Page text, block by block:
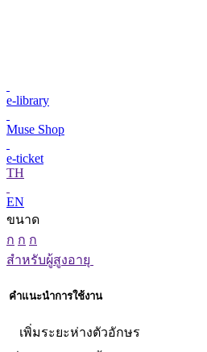
e-library
Muse Shop
e-ticket
TH
EN
ขนาด
ก ก ก
สำหรับผู้สูงอายุ
คำแนะนำการใช้งาน
เพิ่มระยะห่างตัวอักษร